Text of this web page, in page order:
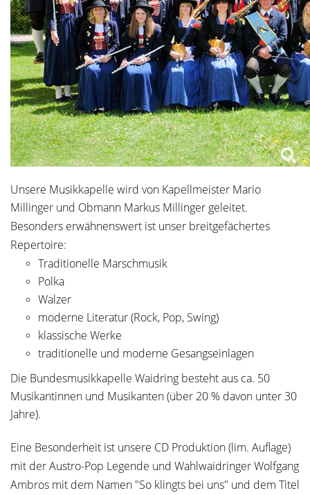
Unsere Musikkapelle wird von Kapellmeister Mario
Millinger und Obmann Markus Millinger geleitet.
Besonders erwähnenswert ist unser breitgefächertes
Repertoire:
Traditionelle Marschmusik
Polka
Walzer
moderne Literatur (Rock, Pop, Swing)
klassische Werke
traditionelle und moderne Gesangseinlagen
Die Bundesmusikkapelle Waidring besteht aus ca. 50
Musikantinnen und Musikanten (über 20 % davon unter 30
Jahre).
Eine Besonderheit ist unsere CD Produktion (lim. Auflage)
mit der Austro-Pop Legende und Wahlwaidringer Wolfgang
Ambros mit dem Namen "So klingts bei uns" und dem Titel